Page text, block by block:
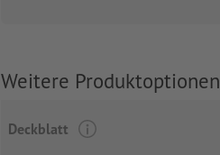
Weitere Produktoptionen
Deckblatt